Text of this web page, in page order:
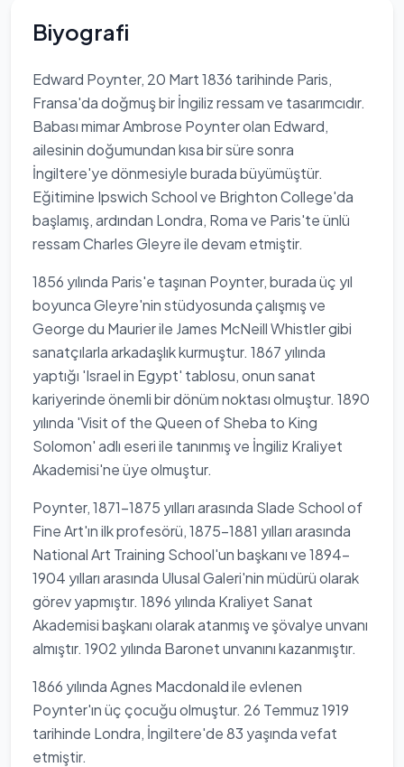
Biyografi
Edward Poynter, 20 Mart 1836 tarihinde Paris,
Fransa'da doğmuş bir İngiliz ressam ve tasarımcıdır.
Babası mimar Ambrose Poynter olan Edward,
ailesinin doğumundan kısa bir süre sonra
İngiltere'ye dönmesiyle burada büyümüştür.
Eğitimine Ipswich School ve Brighton College'da
başlamış, ardından Londra, Roma ve Paris'te ünlü
ressam Charles Gleyre ile devam etmiştir.
1856 yılında Paris'e taşınan Poynter, burada üç yıl
boyunca Gleyre'nin stüdyosunda çalışmış ve
George du Maurier ile James McNeill Whistler gibi
sanatçılarla arkadaşlık kurmuştur. 1867 yılında
yaptığı 'Israel in Egypt' tablosu, onun sanat
kariyerinde önemli bir dönüm noktası olmuştur. 1890
yılında 'Visit of the Queen of Sheba to King
Solomon' adlı eseri ile tanınmış ve İngiliz Kraliyet
Akademisi'ne üye olmuştur.
Poynter, 1871-1875 yılları arasında Slade School of
Fine Art'ın ilk profesörü, 1875-1881 yılları arasında
National Art Training School'un başkanı ve 1894-
1904 yılları arasında Ulusal Galeri'nin müdürü olarak
görev yapmıştır. 1896 yılında Kraliyet Sanat
Akademisi başkanı olarak atanmış ve şövalye unvanı
almıştır. 1902 yılında Baronet unvanını kazanmıştır.
1866 yılında Agnes Macdonald ile evlenen
Poynter'ın üç çocuğu olmuştur. 26 Temmuz 1919
tarihinde Londra, İngiltere'de 83 yaşında vefat
etmiştir.